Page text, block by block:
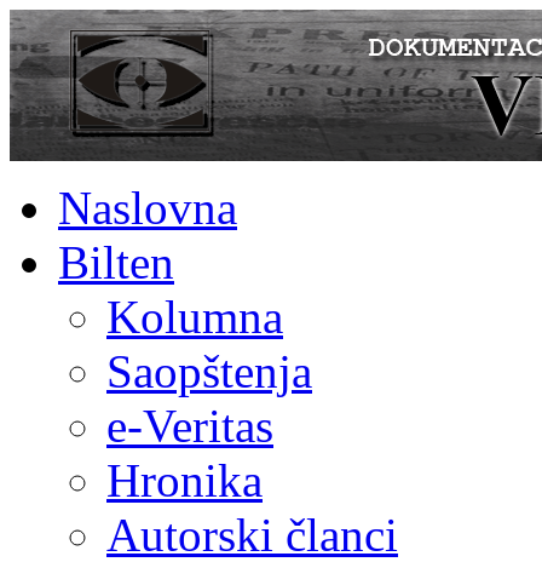
Naslovna
Bilten
Kolumna
Saopštenja
e-Veritas
Hronika
Autorski članci